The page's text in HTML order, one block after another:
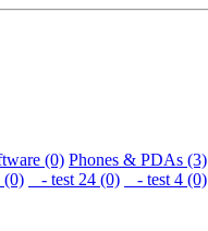
(0) Phones & PDAs (3)
(0) - test 24 (0) - test 4 (0)